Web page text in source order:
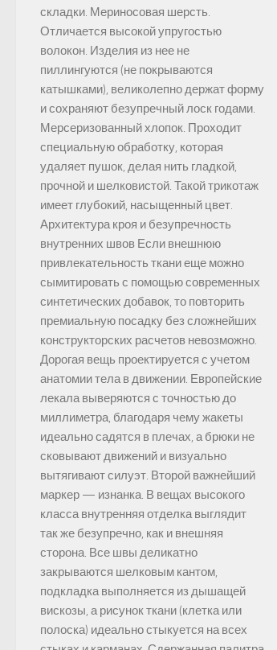
складки. Мериносовая шерсть.
Отличается высокой упругостью
волокон. Изделия из нее не
пиллингуются (не покрываются
катышками), великолепно держат форму
и сохраняют безупречный лоск годами.
Мерсеризованный хлопок. Проходит
специальную обработку, которая
удаляет пушок, делая нить гладкой,
прочной и шелковистой. Такой трикотаж
имеет глубокий, насыщенный цвет.
Архитектура кроя и безупречность
внутренних швов Если внешнюю
привлекательность ткани еще можно
сымитировать с помощью современных
синтетических добавок, то повторить
премиальную посадку без сложнейших
конструкторских расчетов невозможно.
Дорогая вещь проектируется с учетом
анатомии тела в движении. Европейские
лекала выверяются с точностью до
миллиметра, благодаря чему жакеты
идеально садятся в плечах, а брюки не
сковывают движений и визуально
вытягивают силуэт. Второй важнейший
маркер — изнанка. В вещах высокого
класса внутренняя отделка выглядит
так же безупречно, как и внешняя
сторона. Все швы деликатно
закрываются шелковым кантом,
подкладка выполняется из дышащей
вискозы, а рисунок ткани (клетка или
полоска) идеально стыкуется на всех